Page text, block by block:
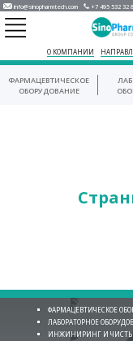
info@sinopharmtech.com +7 495 532 32
О КОМПАНИИ
ФАРМАЦЕВТИЧЕСКОЕ
ОБОРУДОВАНИЕ
ФАРМАЦЕВТИЧЕСКОЕ
ЛАБОРАТОРНОЕ
ИНЖИНИРИНГ И